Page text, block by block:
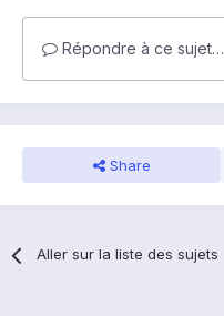
Répondre à ce sujet…
Share
Aller sur la liste des sujets